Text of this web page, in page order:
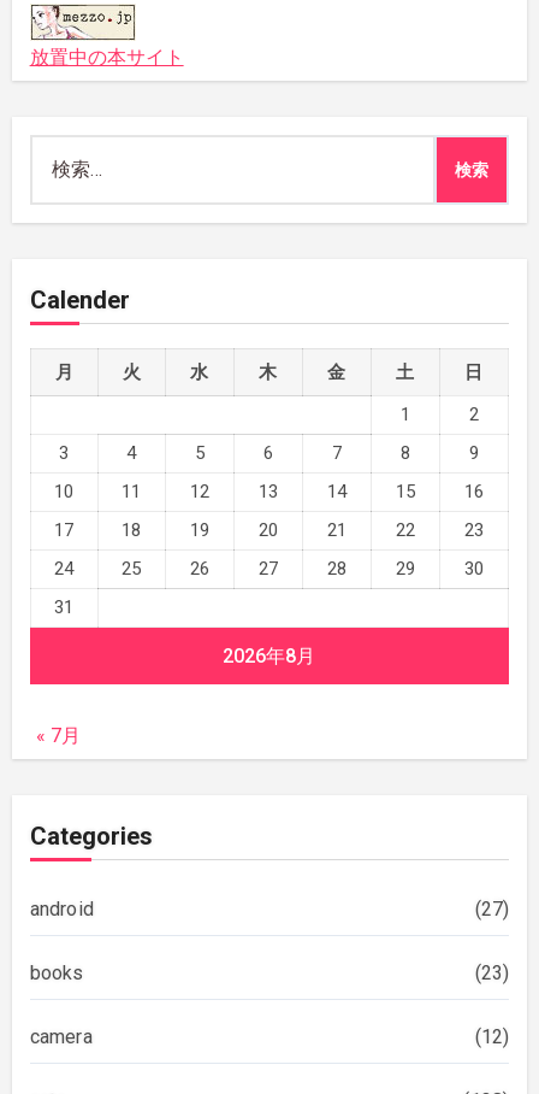
放置中の本サイト
Calender
2026年8月
月 火 水 木 金 土
日
1
2
3
4 5 6 7 8
9
10
11 12 13 14 15
16
17
18 19 20 21 22
23
24
25 26 27 28 29
30
31
« 7月
Categories
android (27)
books (23)
camera (12)